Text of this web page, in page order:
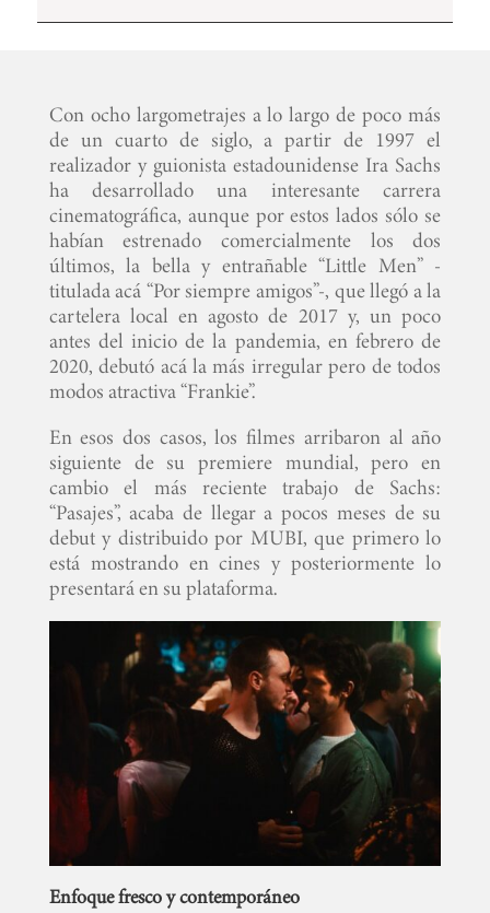
Con ocho largometrajes a lo largo de poco más
de un cuarto de siglo, a partir de 1997 el
realizador y guionista estadounidense Ira Sachs
ha desarrollado una interesante carrera
cinematográfica, aunque por estos lados sólo se
habían estrenado comercialmente los dos
últimos, la bella y entrañable “Little Men” -
titulada acá “Por siempre amigos”-, que llegó a la
cartelera local en agosto de 2017 y, un poco
antes del inicio de la pandemia, en febrero de
2020, debutó acá la más irregular pero de todos
modos atractiva “Frankie”.
En esos dos casos, los filmes arribaron al año
siguiente de su premiere mundial, pero en
cambio el más reciente trabajo de Sachs:
“Pasajes”, acaba de llegar a pocos meses de su
debut y distribuido por MUBI, que primero lo
está mostrando en cines y posteriormente lo
presentará en su plataforma.
Enfoque fresco y contemporáneo